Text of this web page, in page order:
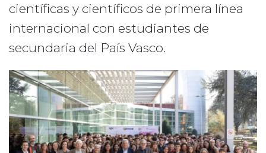
científicas y científicos de primera línea
internacional con estudiantes de
secundaria del País Vasco.